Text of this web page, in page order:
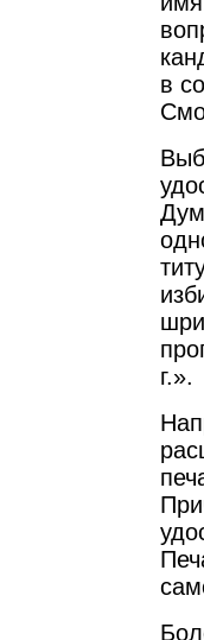
в
г.».